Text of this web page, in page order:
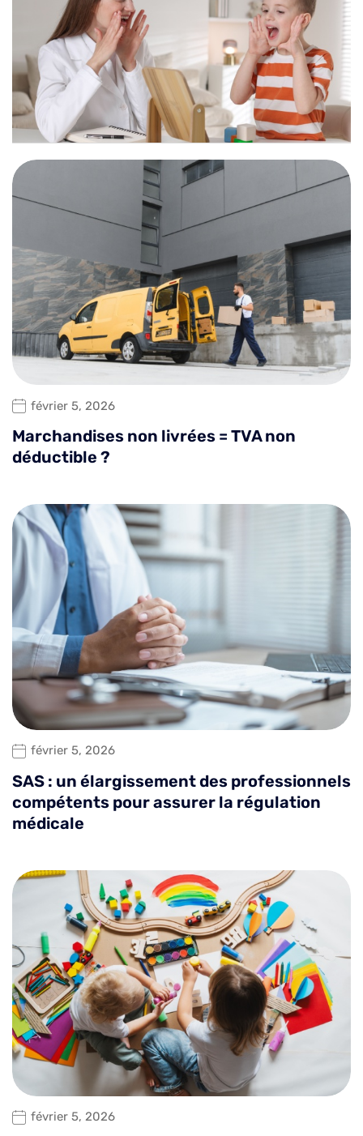
février 5, 2026
Marchandises non livrées = TVA non
déductible ?
février 5, 2026
SAS : un élargissement des professionnels
compétents pour assurer la régulation
médicale
février 5, 2026